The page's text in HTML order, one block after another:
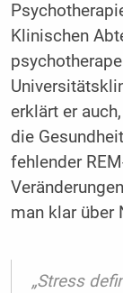
Klinischen
erklärt er
die
fehlender
man klar über
„Stress